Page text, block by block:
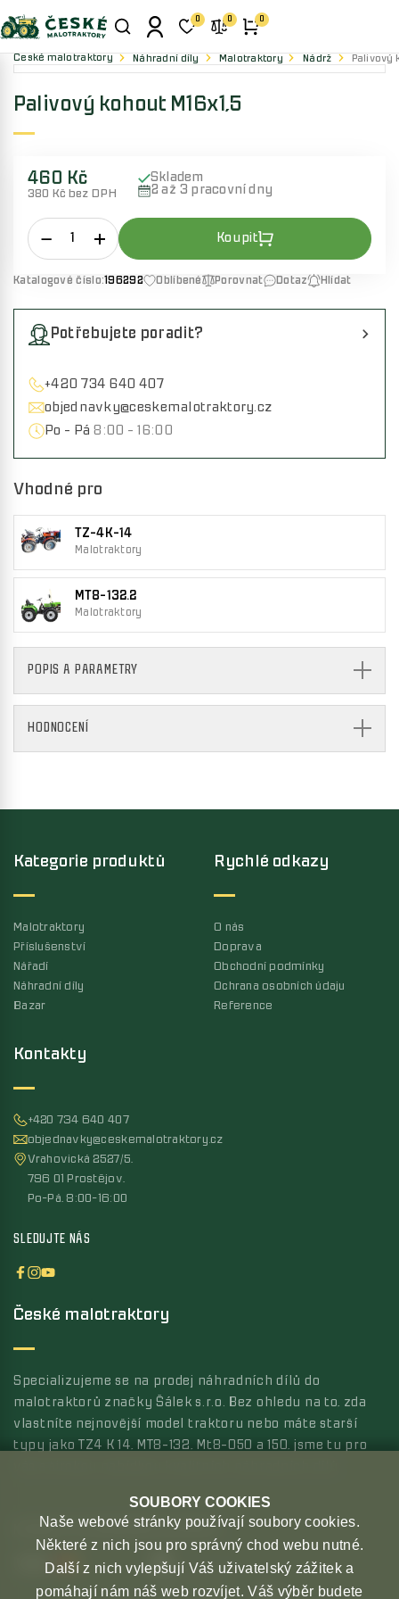
0 0 0
České malotraktory Náhradní díly Malotraktory Nádrž Palivový
Palivový kohout M16x1,5
460 Kč
380 Kč bez DPH
Skladem
2 až 3 pracovní dny
Katalogové číslo:196292 Oblíbené Porovnat Dotaz Hlídat
Potřebujete poradit?
+420 734 640 407
objednavky@ceskemalotraktory.cz
Po - Pá 8:00 - 16:00
Vhodné pro
TZ-4K-14
Malotraktory
MT8-132.2
Malotraktory
POPIS A PARAMETRY
HODNOCENÍ
Kontakty
+420 734 640 407
objednavky@ceskemalotraktory.cz
Vrahovická 2527/5,
796 01 Prostějov,
Po-Pá, 8:00-16:00
SLEDUJTE NÁS
Kategorie produktů
Malotraktory
Příslušenství
Nářadí
Náhradní díly
Bazar
Rychlé odkazy
O nás
Doprava
Obchodní podmínky
Ochrana osobních údaju
Reference
České malotraktory
Specializujeme se na prodej náhradních dílů do
malotraktorů značky Šálek s.r.o. Bez ohledu na to, zda
vlastníte nejnovější model traktoru nebo máte starší
typy jako TZ4 K 14, MT8-132, Mt8-050 a 150, jsme tu pro
MOŽNOSTI PLATBYMOŽNOSTI DOPRAVY
SOUBORY COOKIES
Naše webové stránky používají soubory cookies.
Některé z nich jsou pro správný chod webu nutné.
Další z nich vylepšují Váš uživatelský zážitek a
pomáhají nám náš web rozvíjet. Váš výběr budete